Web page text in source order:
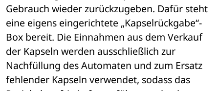
Gebrauch wieder zurückzugeben. Dafür steht
eine eigens eingerichtete „Kapselrückgabe“-
Box bereit. Die Einnahmen aus dem Verkauf
der Kapseln werden ausschließlich zur
Nachfüllung des Automaten und zum Ersatz
fehlender Kapseln verwendet, sodass das